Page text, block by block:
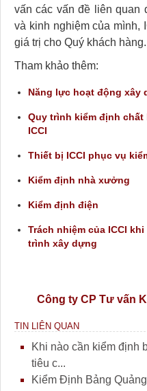
vấn các vấn đề liên
và kinh nghiệm của mình,
giá trị cho Quý khách hàng.
Tham khảo thêm:
Năng lực hoạt động xây
Quy trình kiểm định
ICCI
Thiết bị ICCI phục vụ
Kiểm định nhà xưởng
Kiểm định điện
Trách nhiệm của ICCI
trình xây dựng
Công ty CP Tư vấn
TIN LIÊN QUAN
Khi nào cần kiểm định
tiêu c...
Kiểm Định Bảng